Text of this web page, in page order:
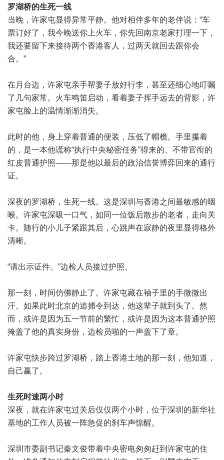
罗湖桥的生死一线
当晚，许家屯显得异常平静。他对相伴多年的老伴说：“车
票订好了，我今晚送你上火车，你先回南京老家打理一下，
我还要留下来接待两个香港客人，过两天就回去跟你会
合。”
在月台边，许家屯亲手帮妻子放好行李，甚至还细心地叮嘱
了几句家常。火车鸣笛启动，看着妻子挥手远去的背影，许
家屯脸上的温情渐渐消失。
此时的他，身上穿着普通的便装，压低了帽檐。手里攥着
的，是一本他谎称“执行中央秘密任务”得来的、不带官衔的
红皮普通护照——那是他以最后的政治信誉博弈回来的通行
证。
深夜的罗湖桥，生死一线。这是深圳与香港之间最敏感的咽
喉。许家屯深吸一口气，如同一位饭后散步的老者，走向关
卡。随行的小儿子紧跟其后，心跳声在寂静的夜里显得格外
清晰。
“请出示证件。”边检人员接过护照。
那一刻，时间仿佛静止了。许家屯藏在袖子里的手微微出
汗。如果此时北京的追捕令到达，他这辈子就到头了。然
而，或许是因为五一节前的繁忙，或许是因为这本普通护照
掩盖了他的真实身份，边检员啪的一声盖下了章。
许家屯快步跨过罗湖桥，踏上香港土地的那一刻，他知道，
自己赢了。
生死时速两小时
深夜，就在许家屯过关后仅仅两个小时，位于深圳的新华社
基地的工作人员被一阵急促的刹车声惊醒。
深圳市委副书记秦文俊带着中央密电匆匆赶到许家屯的住